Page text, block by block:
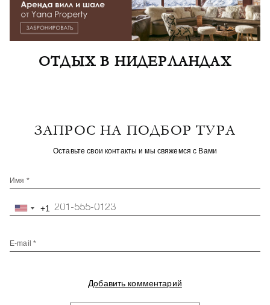
ОТДЫХ В НИДЕРЛАНДАХ
ЗАПРОС НА ПОДБОР ТУРА
Оставьте свои контакты и мы свяжемся с Вами
Имя *
United+1
E-mail *
Добавить комментарий